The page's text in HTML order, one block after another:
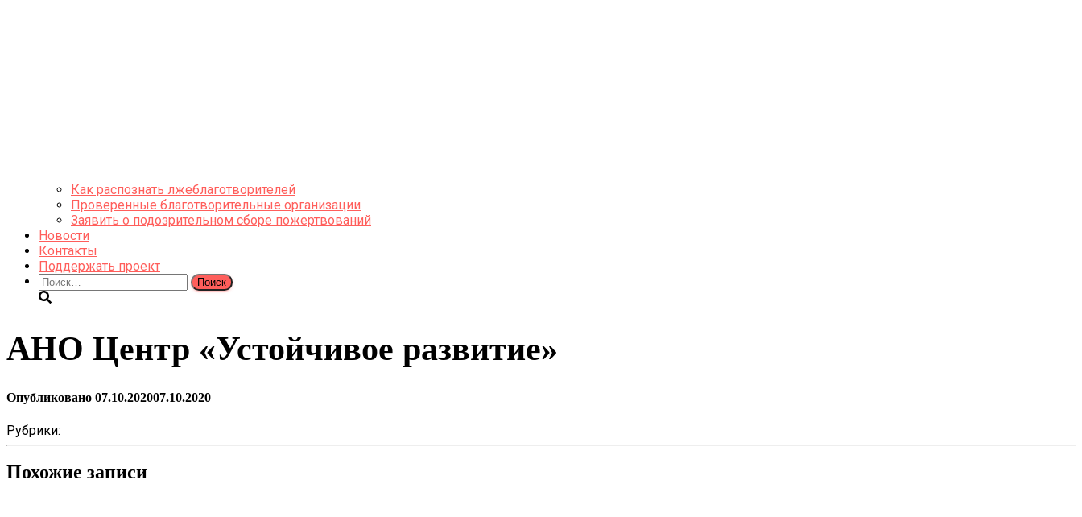
Как распознать лжеблаготворителей
Проверенные благотворительные организации
Заявить о подозрительном сборе пожертвований
Новости
Контакты
Поддержать проект
Найти:
АНО Центр «Устойчивое развитие»
Опубликовано 07.10.202007.10.2020
Рубрики:
Похожие записи